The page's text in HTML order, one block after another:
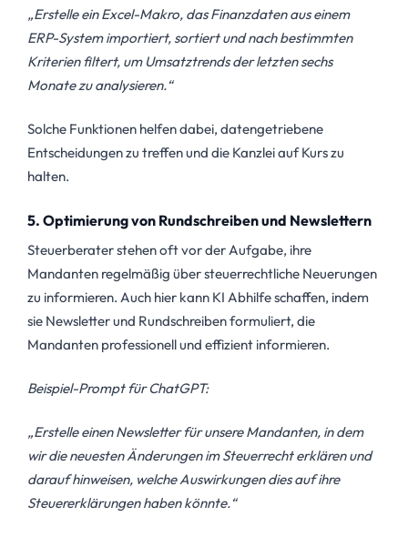
„Erstelle ein Excel-Makro, das Finanzdaten aus einem
ERP-System importiert, sortiert und nach bestimmten
Kriterien filtert, um Umsatztrends der letzten sechs
Monate zu analysieren.“
Solche Funktionen helfen dabei, datengetriebene
Entscheidungen zu treffen und die Kanzlei auf Kurs zu
halten.
5. Optimierung von Rundschreiben und Newslettern
Steuerberater stehen oft vor der Aufgabe, ihre
Mandanten regelmäßig über steuerrechtliche Neuerungen
zu informieren. Auch hier kann KI Abhilfe schaffen, indem
sie Newsletter und Rundschreiben formuliert, die
Mandanten professionell und effizient informieren.
Beispiel-Prompt für ChatGPT:
„Erstelle einen Newsletter für unsere Mandanten, in dem
wir die neuesten Änderungen im Steuerrecht erklären und
darauf hinweisen, welche Auswirkungen dies auf ihre
Steuererklärungen haben könnte.“